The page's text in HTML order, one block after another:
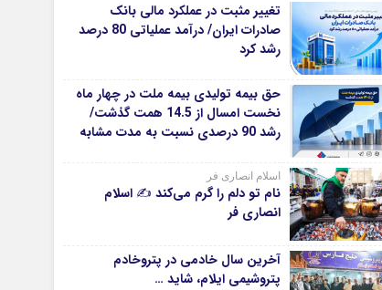
حوادث، انتظامی
شهری و رفاهی
*ماناسپهر
اطلاعیه
پیام تبریک ماناسپهر
پیوندهای سایت
تغییر مثبت در عملکرد مالی بانک
صادرات ایران/ درآمد عملیاتی 80 درصد
رشد کرد
حق بیمه تولیدی بیمه ملت در چهار ماه
نخست امسال از 14.5 همت گذشت/
رشد 90 درصدی نسبت به مدت مشابه
اسلام انصاری فر
نام تو دلم را گرم می‌کند ✍️ اسلام
انصاری فر
آخرین سال خادمی در پتروخادم
پتروشیمی ایلام، شاید …